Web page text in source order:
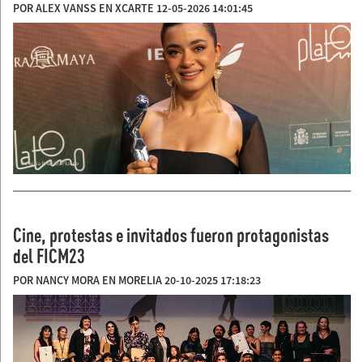
POR ALEX VANSS EN XCARTE 12-05-2026 14:01:45
Cine, protestas e invitados fueron protagonistas
del FICM23
POR NANCY MORA EN MORELIA 20-10-2025 17:18:23